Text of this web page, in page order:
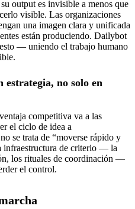
output es invisible a menos que
visible. Las organizaciones
una imagen clara y unificada
están produciendo. Dailybot
— uniendo el trabajo humano
estrategia, no solo en
competitiva va a las
el ciclo de idea a
se trata de “moverse rápido y
infraestructura de criterio — la
los rituales de coordinación —
el control.